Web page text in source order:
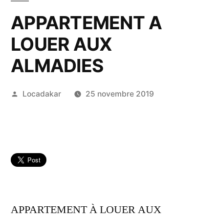
APPARTEMENT A
LOUER AUX
ALMADIES
Publié
Locadakar 25 novembre 2019
APPARTEMENT À LOUER AUX